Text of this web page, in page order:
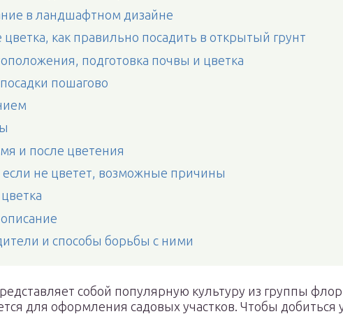
в ландшафтном дизайне
как правильно посадить в открытый грунт
подготовка почвы и цветка
пошагово
и после цветения
если не цветет, возможные причины
и способы борьбы с ними
собой популярную культуру из группы
для оформления садовых участков. Чтобы добиться